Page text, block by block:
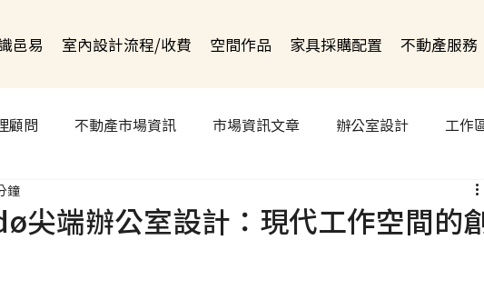
邑易 室內設計流程/收費 空間作品 家具採購配置 不動產服務
顧問 不動產市場資訊 市場資訊文章 辦公室設計 工作
尖端辦公室設計：現代工作空間的
鐘